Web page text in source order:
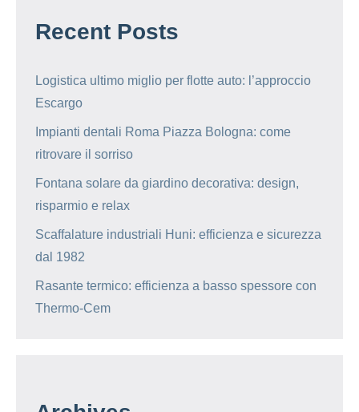
Recent Posts
Logistica ultimo miglio per flotte auto: l’approccio
Escargo
Impianti dentali Roma Piazza Bologna: come
ritrovare il sorriso
Fontana solare da giardino decorativa: design,
risparmio e relax
Scaffalature industriali Huni: efficienza e sicurezza
dal 1982
Rasante termico: efficienza a basso spessore con
Thermo-Cem